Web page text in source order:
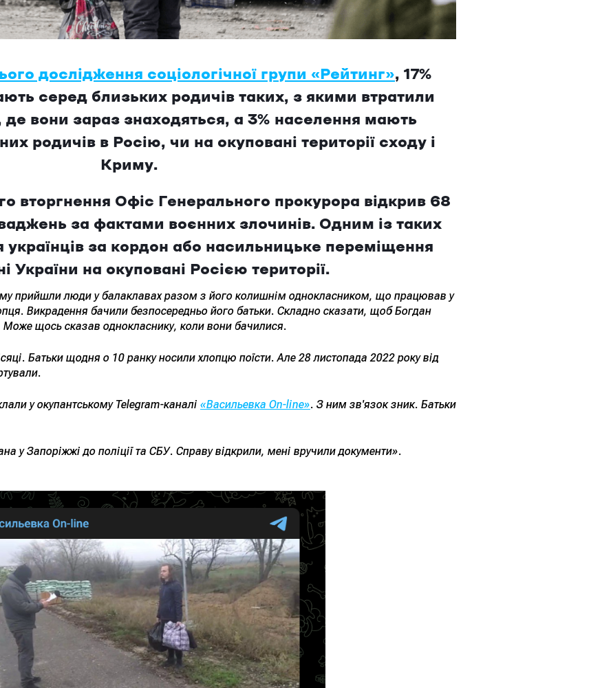
дослідження соціологічної групи «Рейтинг», 17%
серед близьких родичів таких, з якими втратили
де вони зараз знаходяться, а 3% населення мають
родичів в Росію, чи на окуповані території сходу і
Криму.
вторгнення Офіс Генерального прокурора відкрив 68
за фактами воєнних злочинів. Одним із таких
українців за кордон або насильницьке переміщення
України на окуповані Росією території.
прийшли люди у балаклавах разом з його колишнім однокласником, що працював у
Викрадення бачили безпосередньо його батьки. Складно сказати, щоб Богдан
Може щось сказав однокласнику, коли вони бачилися.
Батьки щодня о 10 ранку носили хлопцю поїсти. Але 28 листопада 2022 року від
у окупантському Telegram-каналі «Васильевка On-line». З ним зв'язок зник. Батьки
у Запоріжжі до поліції та СБУ. Справу відкрили, мені вручили документи».